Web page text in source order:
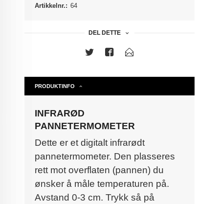
Artikkelnr.: 64
DEL DETTE
PRODUKTINFO
INFRARØD
PANNETERMOMETER
Dette er et digitalt infrarødt
pannetermometer. Den plasseres
rett mot overflaten (pannen) du
ønsker å måle temperaturen på.
Avstand 0-3 cm. Trykk så på